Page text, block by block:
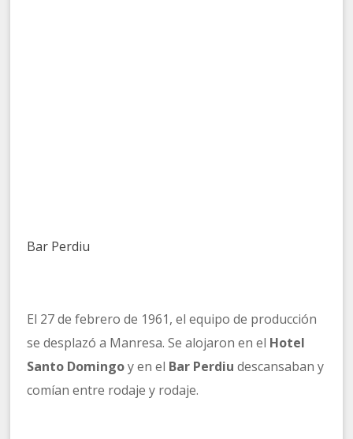
Bar Perdiu
El 27 de febrero de 1961, el equipo de producción
se desplazó a Manresa. Se alojaron en el Hotel
Santo Domingoy en el Bar Perdiu descansaban y
comían entre rodaje y rodaje.